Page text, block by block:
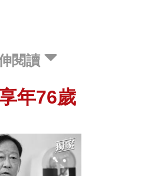
閱讀
年76歲